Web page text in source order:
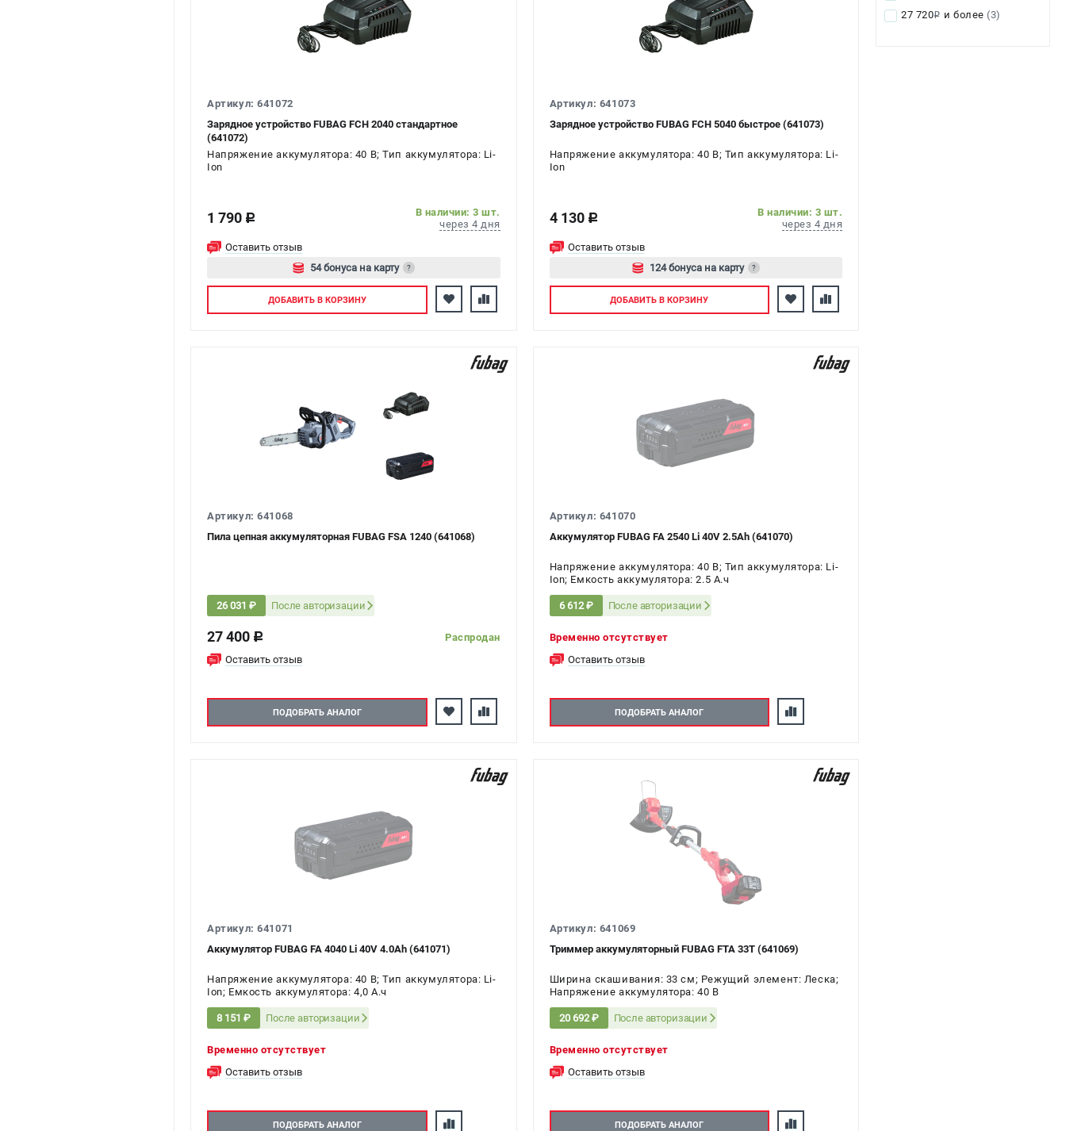
Артикул: 641072
Зарядное устройство FUBAG FCH 2040 стандартное
(641072)
Напряжение аккумулятора: 40 В; Тип аккумулятора: Li-
Ion
1 790 c
В наличии: 3 шт.
через 4 дня
Оставить отзыв
54 бонуса на карту
?
Авторизуйтесь
ДОБАВИТЬВ КОРЗИНУ
Артикул: 641073
Зарядное устройство FUBAG FCH 5040 быстрое (641073)
Напряжение аккумулятора: 40 В; Тип аккумулятора: Li-
Ion
4 130 c
В наличии: 3 шт.
через 4 дня
Оставить отзыв
124 бонуса на карту
?
Авторизуйтесь
ДОБАВИТЬ В КОРЗИНУ
Артикул: 641068
Пила цепная аккумуляторная FUBAG FSA 1240 (641068)
26 031 ₽ После авторизации
27 400 c
Распродан
Оставить отзыв
ПОДОБРАТЬ АНАЛОГ
Артикул: 641070
Аккумулятор FUBAG FA 2540 Li 40V 2.5Ah (641070)
Напряжение аккумулятора: 40 В; Тип аккумулятора: Li-
Ion; Емкость аккумулятора: 2.5 А.ч
6 612 ₽ После авторизации
Временно отсутствует
Оставить отзыв
ПОДОБРАТЬ АНАЛОГ
Артикул: 641071
Аккумулятор FUBAG FA 4040 Li 40V 4.0Ah (641071)
Напряжение аккумулятора: 40 В; Тип аккумулятора: Li-
Ion; Емкость аккумулятора: 4,0 А.ч
8 151 ₽ После авторизации
Временно отсутствует
Оставить отзыв
ПОДОБРАТЬ АНАЛОГ
Артикул: 641069
Триммер аккумуляторный FUBAG FTA 33T (641069)
Ширина скашивания: 33 см; Режущий элемент: Леска;
Напряжение аккумулятора: 40 В
20 692 ₽ После авторизации
Временно отсутствует
Оставить отзыв
ПОДОБРАТЬ АНАЛОГ
27 720i и более (3)